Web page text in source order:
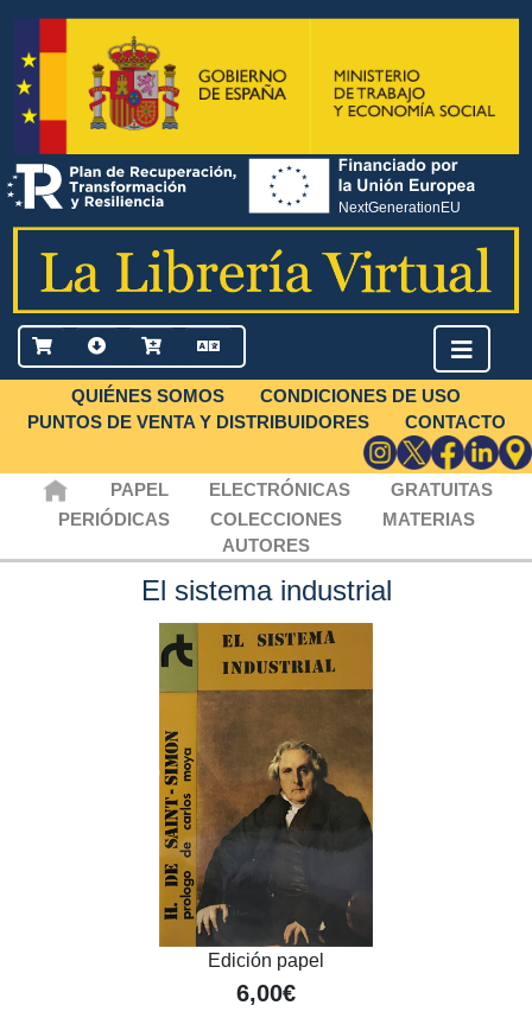
QUIÉNES SOMOS
CONDICIONES DE USO
PUNTOS DE VENTA Y DISTRIBUIDORES
CONTACTO
PAPEL ELECTRÓNICAS
GRATUITAS
PERIÓDICAS
COLECCIONES
MATERIAS
AUTORES
El sistema industrial
Edición papel
6,00€